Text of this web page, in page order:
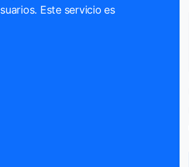
Este servicio es